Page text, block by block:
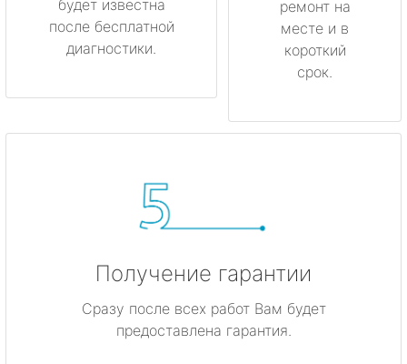
будет известна
после бесплатной
диагностики.
ремонт на
месте и в
короткий
срок.
Получение гарантии
Сразу после всех работ Вам будет
предоставлена гарантия.